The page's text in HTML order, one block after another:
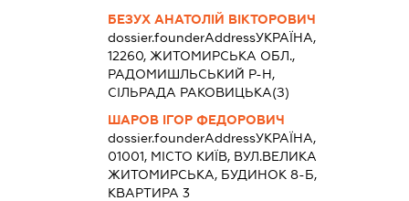
БЕЗУХ АНАТОЛІЙ ВІКТОРОВИЧ
dossier.founderAddressУКРАЇНА,
12260, ЖИТОМИРСЬКА ОБЛ.,
РАДОМИШЛЬСЬКИЙ Р-Н,
СІЛЬРАДА РАКОВИЦЬКА(З)
ШАРОВ ІГОР ФЕДОРОВИЧ
dossier.founderAddressУКРАЇНА,
01001, МІСТО КИЇВ, ВУЛ.ВЕЛИКА
ЖИТОМИРСЬКА, БУДИНОК 8-Б,
КВАРТИРА 3